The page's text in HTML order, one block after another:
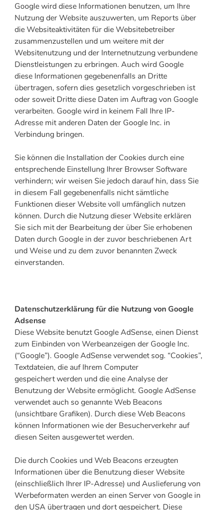
Google wird diese Informationen benutzen, um Ihre
Nutzung der Website auszuwerten, um Reports über
die Websiteaktivitäten für die Websitebetreiber
zusammenzustellen und um weitere mit der
Websitenutzung und der Internetnutzung verbundene
Dienstleistungen zu erbringen. Auch wird Google
diese Informationen gegebenenfalls an Dritte
übertragen, sofern dies gesetzlich vorgeschrieben ist
oder soweit Dritte diese Daten im Auftrag von Google
verarbeiten. Google wird in keinem Fall Ihre IP-
Adresse mit anderen Daten der Google Inc. in
Verbindung bringen.
Sie können die Installation der Cookies durch eine
entsprechende Einstellung Ihrer Browser Software
verhindern; wir weisen Sie jedoch darauf hin, dass Sie
in diesem Fall gegebenenfalls nicht sämtliche
Funktionen dieser Website voll umfänglich nutzen
können. Durch die Nutzung dieser Website erklären
Sie sich mit der Bearbeitung der über Sie erhobenen
Daten durch Google in der zuvor beschriebenen Art
und Weise und zu dem zuvor benannten Zweck
einverstanden.
Datenschutzerklärung für die Nutzung von Google
Adsense
Diese Website benutzt Google AdSense, einen Dienst
zum Einbinden von Werbeanzeigen der Google Inc.
(“Google”). Google AdSense verwendet sog. “Cookies”,
Textdateien, die auf Ihrem Computer
gespeichert werden und die eine Analyse der
Benutzung der Website ermöglicht. Google AdSense
verwendet auch so genannte Web Beacons
(unsichtbare Grafiken). Durch diese Web Beacons
können Informationen wie der Besucherverkehr auf
diesen Seiten ausgewertet werden.
Die durch Cookies und Web Beacons erzeugten
Informationen über die Benutzung dieser Website
(einschließlich Ihrer IP-Adresse) und Auslieferung von
Werbeformaten werden an einen Server von Google in
den USA übertragen und dort gespeichert. Diese